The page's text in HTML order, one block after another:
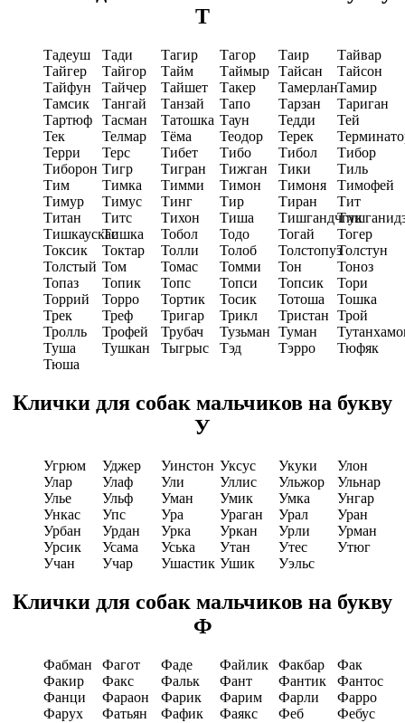
Т
Тадеуш Тади Тагир Тагор Таир
Тайвар
Тайгер
Тайгор Тайм Таймыр Тайсан
Тайсон
Тайфун
Тайчер Тайшет Такер ТамерланТамир
Тамсик
Тангай Танзай Тапо Тарзан
Тариган
Тартюф
Тасман Татошка Таун Тедди
Тей
Тек
Телмар Тёма Теодор Терек
Терри
Терс Тибет Тибо Тибол
Тибор
Тиборон Тигр Тигран Тижган Тики
Тиль
Тим
Тимка Тимми Тимон Тимоня
Тимофей
Тимур
Тимус Тинг Тир Тиран
Тит
Титан
Титс Тихон Тиша Тишгандчгук
ТишкаускасТишка Тобол Тодо Тогай
Тогер
Токсик
Токтар Толли Толоб ТолстопузТолстун
Толстый Том Томас Томми Тон
Тоноз
Топаз
Топик Топс Топси Топсик
Тори
Торрий
Торро Тортик Тосик Тотоша
Тошка
Трек
Треф Тригар Трикл Тристан
Трой
Тролль
Трофей Трубач Тузьман Туман
Туша
Тушкан Тыгрыс Тэд Тэрро
Тюфяк
Тюша
Клички для собак мальчиков на букву
У
Угрюм Уджер Уинстон Уксус Укуки
Улон
Улар
Улаф Ули Уллис Ульжор
Ульнар
Улье
Ульф Уман Умик Умка
Унгар
Ункас
Упс Ура Ураган Урал
Уран
Урбан
Урдан Урка Уркан Урли
Урман
Урсик
Усама Уська Утан Утес
Утюг
Учан
Учар Ушастик Ушик Уэльс
Клички для собак мальчиков на букву
Ф
Фабман Фагот Фаде Файлик Факбар
Фак
Факир
Факс Фальк Фант Фантик
Фантос
Фанци
Фараон Фарик Фарим Фарли
Фарро
Фарух
Фатьян Фафик Фаякс Феб
Фебус